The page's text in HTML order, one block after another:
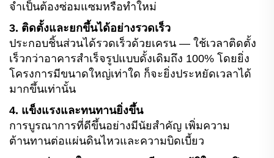
จำเป็นต้องซ่อมแซมหรือทำใหม่
3. ติดตั้งและยกขึ้นได้อย่างรวดเร็ว
ประกอบชิ้นส่วนได้รวดเร็วด้วยเครน — ใช้เวลาติดตั้ง
เร็วกว่าอาคารสำเร็จรูปแบบดั้งเดิมถึง 100% โดยยิ่ง
โครงการมีขนาดใหญ่เท่าใด ก็จะยิ่งประหยัดเวลาได้
มากขึ้นเท่านั้น
4. แข็งแรงและทนทานยิ่งขึ้น
การบูรณาการที่ดีขึ้นอย่างมีนัยสำคัญ เพิ่มความ
ต้านทานต่อแผ่นดินไหวและความบิดเบี้ยว